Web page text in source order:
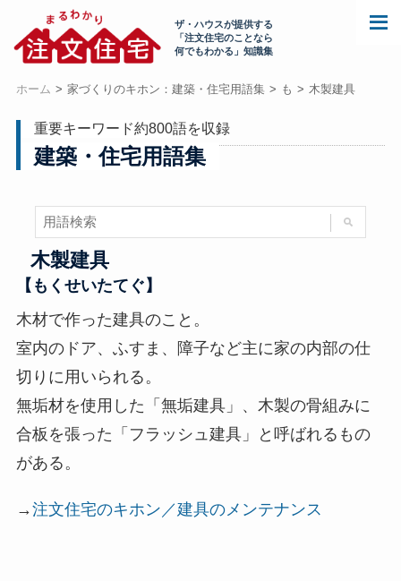
ザ・ハウスが提供する
「注文住宅のことなら
何でもわかる」知識集
ホーム 家づくりのキホン：建築・住宅用語集 も 木製建具
重要キーワード約800語を収録
建築・住宅用語集
木製建具
【もくせいたてぐ】
木材で作った建具のこと。
室内のドア、ふすま、障子など主に家の内部の仕
切りに用いられる。
無垢材を使用した「無垢建具」、木製の骨組みに
合板を張った「フラッシュ建具」と呼ばれるもの
がある。
→注文住宅のキホン／建具のメンテナンス